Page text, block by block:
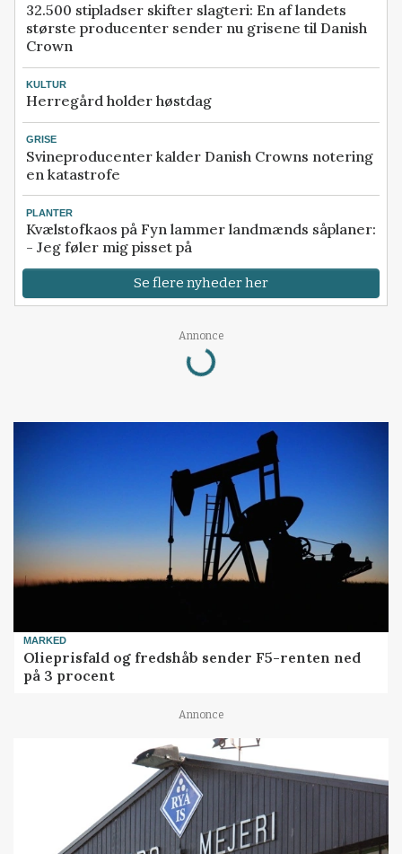
32.500 stipladser skifter slagteri: En af landets
største producenter sender nu grisene til Danish
Crown
KULTUR
Herregård holder høstdag
GRISE
Svineproducenter kalder Danish Crowns notering
en katastrofe
PLANTER
Kvælstofkaos på Fyn lammer landmænds såplaner:
- Jeg føler mig pisset på
Se flere nyheder her
Annonce
Loading...
MARKED
Olieprisfald og fredshåb sender F5-renten ned
på 3 procent
Annonce